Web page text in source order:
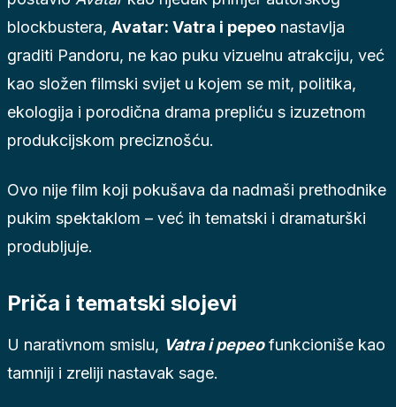
blockbustera, Avatar: Vatra i pepeo nastavlja
graditi Pandoru, ne kao puku vizuelnu atrakciju, već
kao složen filmski svijet u kojem se mit, politika,
ekologija i porodična drama prepliću s izuzetnom
produkcijskom preciznošću.
Ovo nije film koji pokušava da nadmaši prethodnike
pukim spektaklom – već ih tematski i dramaturški
produbljuje.
Priča i tematski slojevi
U narativnom smislu, Vatra i pepeofunkcioniše kao
tamniji i zreliji nastavak sage.